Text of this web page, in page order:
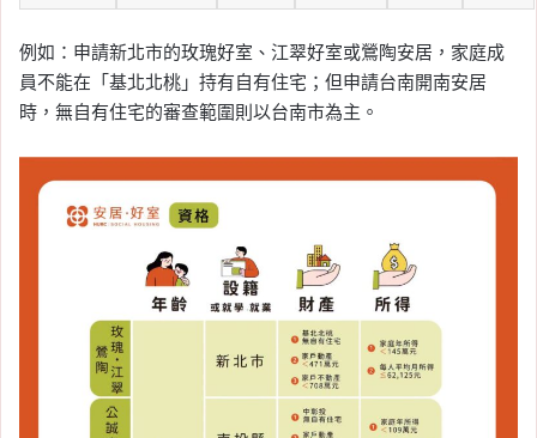
例如：申請新北市的玫瑰好室、江翠好室或鶯陶安居，家庭成
員不能在「基北北桃」持有自有住宅；但申請台南開南安居
時，無自有住宅的審查範圍則以台南市為主。